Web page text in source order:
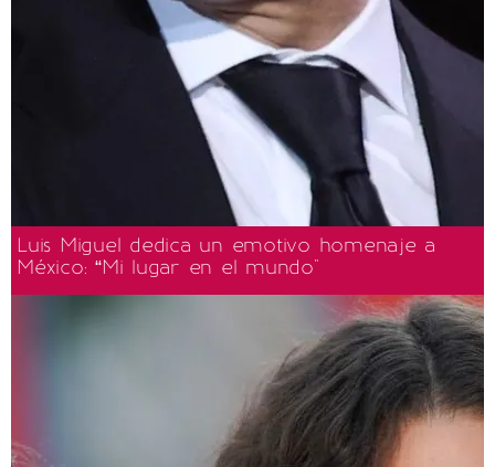
Luis Miguel dedica un emotivo homenaje a
México: “Mi lugar en el mundo"